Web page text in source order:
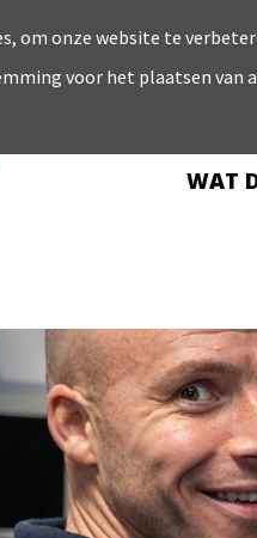
WAT
om onze website te
voor het plaatsen van